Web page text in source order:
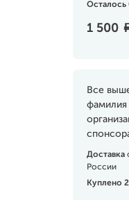
Осталось
1 500
Все
фамилия
Доставка
России
Куплено 2